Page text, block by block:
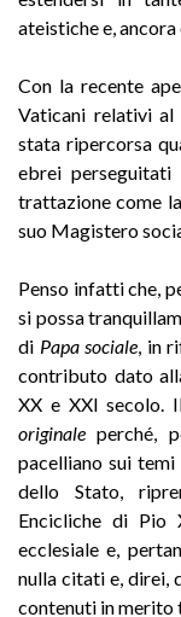
ateistiche e,
Con la recente
Vaticani relativi
stata ripercorsa
ebrei perseguitati
trattazione come
suo Magistero
Penso infatti che,
si possa
di Papa sociale , in
contributo dato
XX e XXI secolo.
originale perché,
pacelliano sui
dello Stato,
Encicliche di Pio
ecclesiale e,
nulla citati e, direi,
contenuti in merito